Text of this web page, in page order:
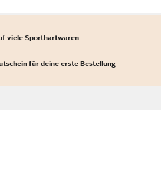
viele Sporthartwaren
für deine erste Bestellung